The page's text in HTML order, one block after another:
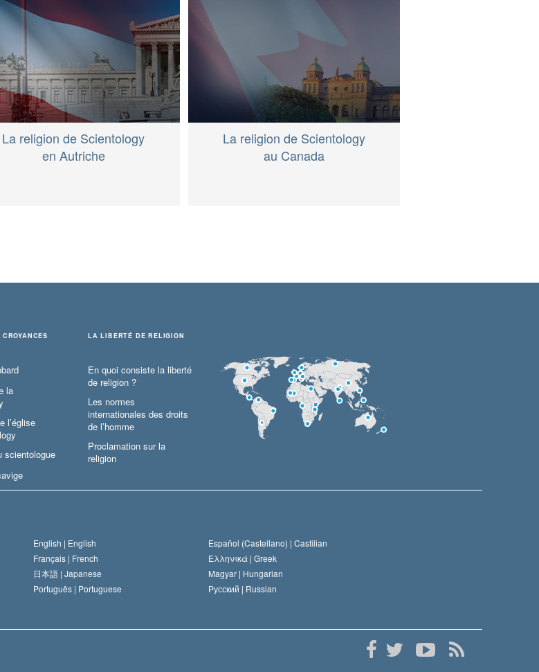
La religion de Scientology
en Autriche
La religion de Scientology
au Canada
la
l’église
scientologue
LA LIBERTÉ DE RELIGION
En quoi consiste la liberté
de religion ?
Les normes
internationales des droits
de l’homme
Proclamation sur la
religion
English | English Español (Castellano) | Castilian
Français | French Ελληνικά | Greek
日本語 | Japanese Magyar | Hungarian
Português | Portuguese Русский | Russian